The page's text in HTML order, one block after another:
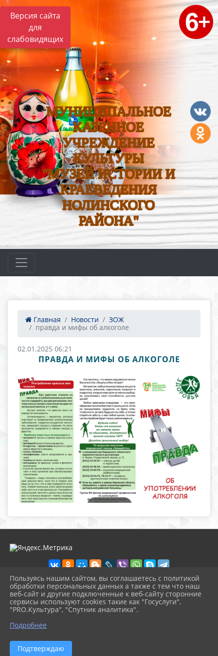
Версия сайта
для
слабовидящих
МУНИЦИПАЛЬНОЕ
КАЗЕННОЕ
УЧРЕЖДЕНИЕ
КУЛЬТУРЫ
"МУЗЕЙ ИСТОРИИ И
КРАЕВЕДЕНИЯ
НОЛИНСКОГО
РАЙОНА"
Главная Новости
ЗОЖ
правда и мифы об алкоголе
02.01.2025 06:21
ПРАВДА И МИФЫ ОБ АЛКОГОЛЕ
2026 г. nolinsk-museum.ru
Вход
Карта сайта
Политика обработки персональных данных
Сделано на KubCMS
Разработка и поддержка
Пользуясь нашим сайтом, вы соглашаетесь с политикой
обработки персональных данных а также с тем что наш
веб-сайт и другие подключенные к веб-сайту сторонние
сервисы используют cookies такие как "Госуслуги",
"PRO.Культура", "Спутник аналитика".
Подробнее
Подтверждаю